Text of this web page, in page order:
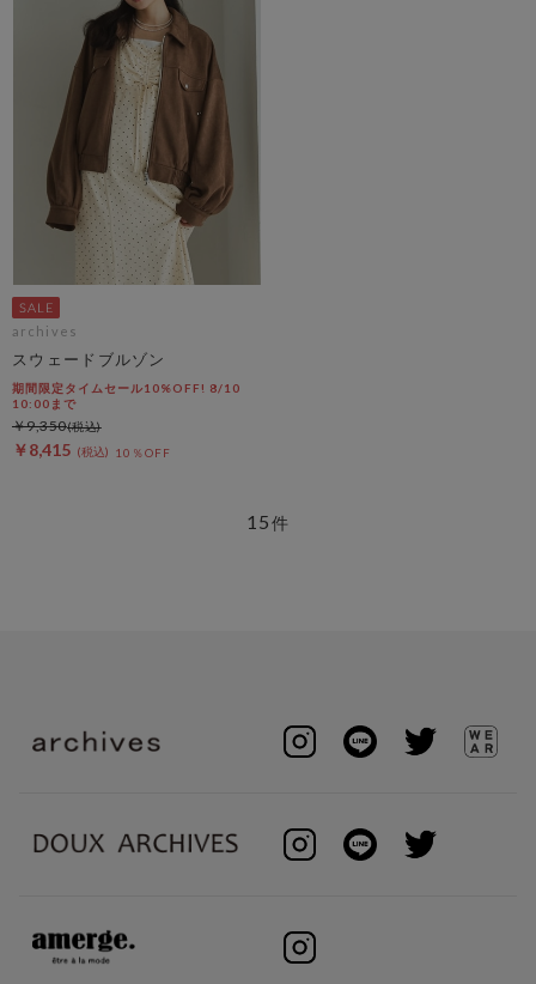
archives
スウェードブルゾン
期間限定タイムセール10%OFF! 8/10
10:00まで
￥8,415 10％OFF
￥9,350
15件